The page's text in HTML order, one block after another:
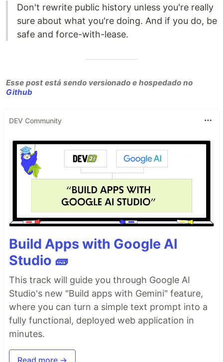
Don't rewrite public history unless you're really
sure about what you're doing. And if you do, be
safe and force-with-lease.
Esse post está sendo versionado e hospedado no
Github
DEV Community
Build Apps with Google AI
Studio 🧱
This track will guide you through Google AI
Studio's new "Build apps with Gemini" feature,
where you can turn a simple text prompt into a
fully functional, deployed web application in
minutes.